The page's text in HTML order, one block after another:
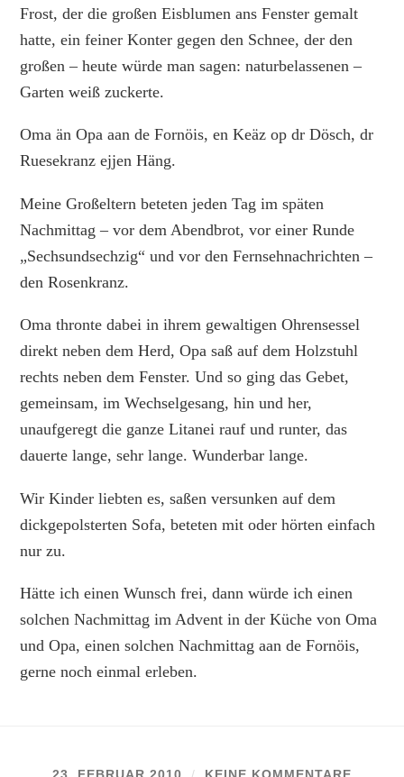
Frost, der die großen Eisblumen ans Fenster gemalt
hatte, ein feiner Konter gegen den Schnee, der den
großen – heute würde man sagen: naturbelassenen –
Garten weiß zuckerte.
Oma än Opa aan de Fornöis, en Keäz op dr Dösch, dr
Ruesekranz ejjen Häng.
Meine Großeltern beteten jeden Tag im späten
Nachmittag – vor dem Abendbrot, vor einer Runde
„Sechsundsechzig“ und vor den Fernsehnachrichten –
den Rosenkranz.
Oma thronte dabei in ihrem gewaltigen Ohrensessel
direkt neben dem Herd, Opa saß auf dem Holzstuhl
rechts neben dem Fenster. Und so ging das Gebet,
gemeinsam, im Wechselgesang, hin und her,
unaufgeregt die ganze Litanei rauf und runter, das
dauerte lange, sehr lange. Wunderbar lange.
Wir Kinder liebten es, saßen versunken auf dem
dickgepolsterten Sofa, beteten mit oder hörten einfach
nur zu.
Hätte ich einen Wunsch frei, dann würde ich einen
solchen Nachmittag im Advent in der Küche von Oma
und Opa, einen solchen Nachmittag aan de Fornöis,
gerne noch einmal erleben.